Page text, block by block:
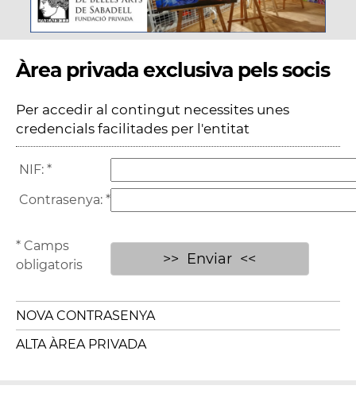
Àrea privada exclusiva pels socis
Per accedir al contingut necessites unes
credencials facilitades per l'entitat
NIF: *
Contrasenya: *
* Camps
obligatoris
NOVA CONTRASENYA
ALTA ÀREA PRIVADA